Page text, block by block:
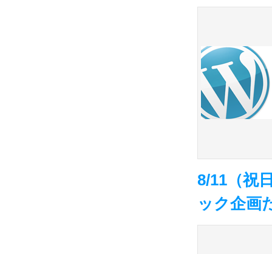
8/11（祝
ック企画